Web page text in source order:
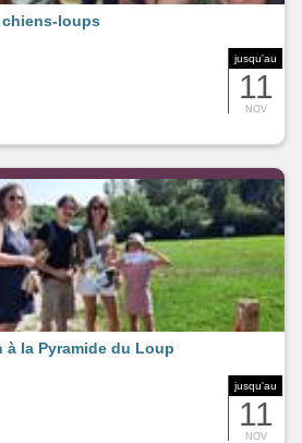
jusqu'au
11
NOV
chiens-loups
jusqu'au
11
NOV
la Pyramide du Loup